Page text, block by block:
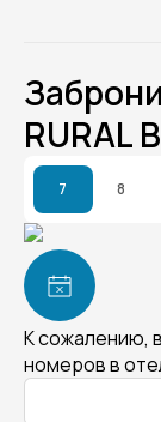
RURAL
7 8
К сожалению,
номеров в